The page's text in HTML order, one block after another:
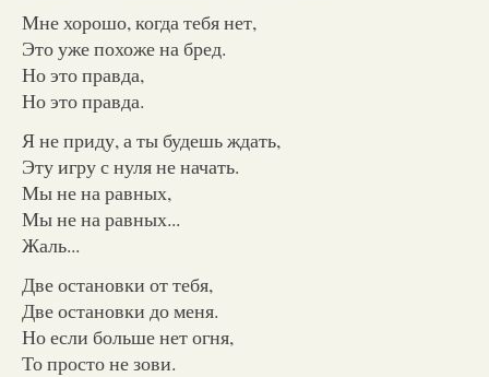
Мне хорошо, когда тебя нет,
Это уже похоже на бред.
Но это правда,
Но это правда.
Я не приду, а ты будешь ждать,
Эту игру с нуля не начать.
Мы не на равных,
Мы не на равных...
Жаль...
Две остановки от тебя,
Две остановки до меня.
Но если больше нет огня,
То просто не зови.